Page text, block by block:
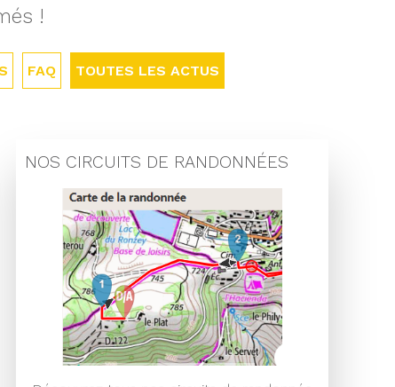
!
FAQ TOUTES LES ACTUS
NOS CIRCUITS DE RANDONNÉES